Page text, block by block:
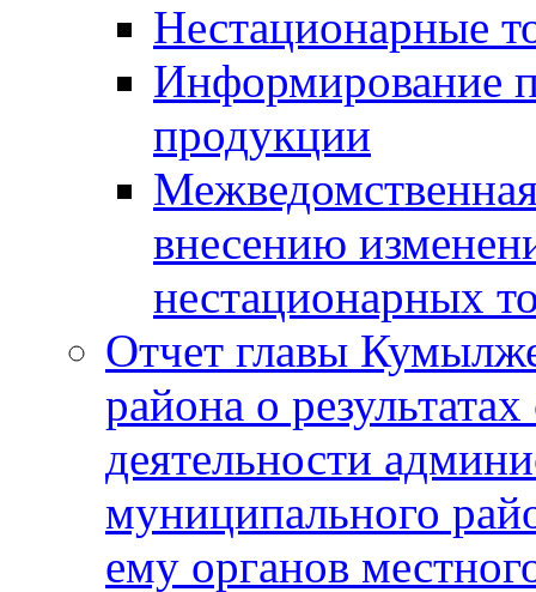
Нестационарные
Информирование
продукции
внесению
нестационарных
Отчет главы
района о
деятельности
муниципального
ему органов